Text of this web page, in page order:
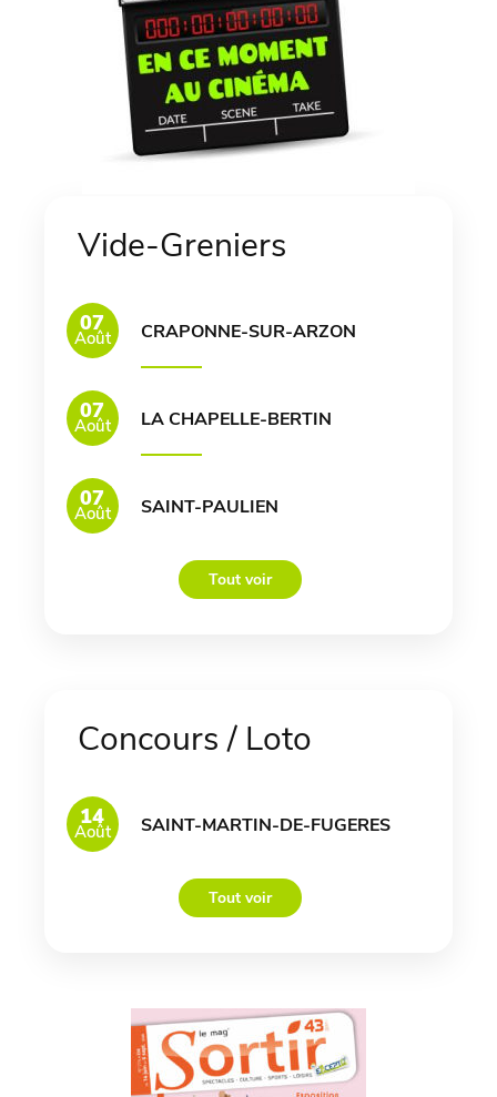
Vide-Greniers
07
Août CRAPONNE-SUR-ARZON
07
Août LA CHAPELLE-BERTIN
07
Août SAINT-PAULIEN
Tout voir
Concours / Loto
14
Août SAINT-MARTIN-DE-FUGERES
Tout voir